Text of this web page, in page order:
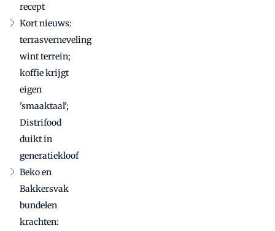
recept
Kort nieuws:
terrasverneveling
wint terrein;
koffie krijgt
eigen
'smaaktaal';
Distrifood
duikt in
generatiekloof
Beko en
Bakkersvak
bundelen
krachten: